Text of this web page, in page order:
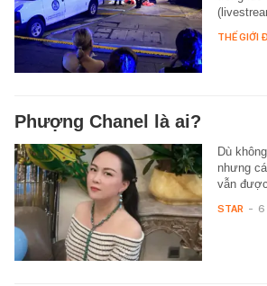
THẾ GIỚI
Phượng Chanel là ai?
Dù
nhưng
vẫn
STAR - 6